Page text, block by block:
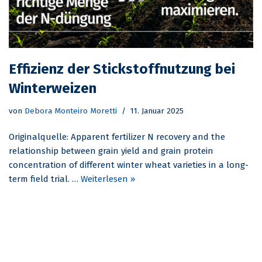
Effizienz der Stickstoffnutzung bei
Winterweizen
von Debora Monteiro Moretti 11. Januar 2025
Originalquelle: Apparent fertilizer N recovery and the
relationship between grain yield and grain protein
concentration of different winter wheat varieties in a long-
term field trial. … Weiterlesen »